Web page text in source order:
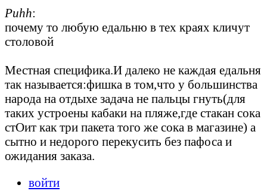
Puhh:
почему то любую едальню в тех краях кличут
столовой
Местная специфика.И далеко не каждая едальня
так называется:фишка в том,что у большинства
народа на отдыхе задача не пальцы гнуть(для
таких устроены кабаки на пляже,где стакан сока
стОит как три пакета того же сока в магазине) а
сытно и недорого перекусить без пафоса и
ожидания заказа.
войти